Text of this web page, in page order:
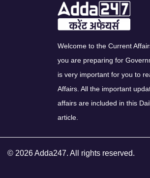
Welcome to the Current
you are preparing for
is very important for you to
Affairs. All the important
affairs are included in this
article.
© 2026 Adda247. All rights reserved.